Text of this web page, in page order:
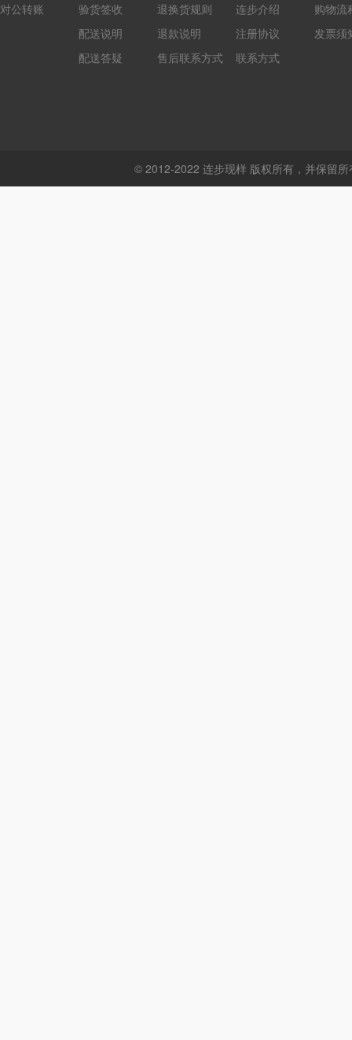
对公转账
验货签收
配送说明
配送答疑
退换货规则
退款说明
售后联系方式
连步介绍
注册协议
联系方式
购物流
发票须
© 2012-2022 连步现样 版权所有，并保留